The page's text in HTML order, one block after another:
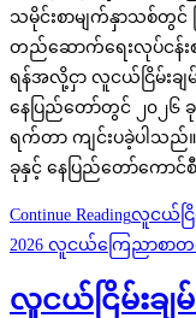
သမိုင်းစာမျက်နှာသစ်တွင် ဖ
တည်ဆောက်ရေးလုပ်ငန်းစ
ရန်အလို့ငှာ လူငယ်ငြိမ်းချ
နေပြည်တော်တွင် ၂၀၂၆
ရက်တာ ကျင်းပခဲ့ပါသည်
ခုနှင့် နေပြည်တော်ကော
Continue Readingလူငယ်ငြိမ်
2026 လူငယ်ကြေညာစာတ
လူငယ်ငြိမ်းခ